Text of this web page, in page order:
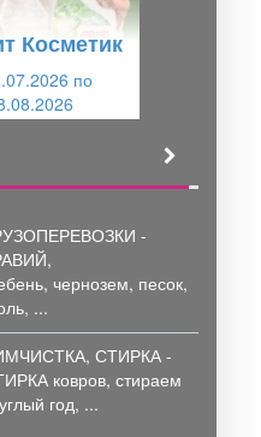
Косметик
по
-
чернозем, песок,
...
СТИРКА -
ковров, стираем
год, ...